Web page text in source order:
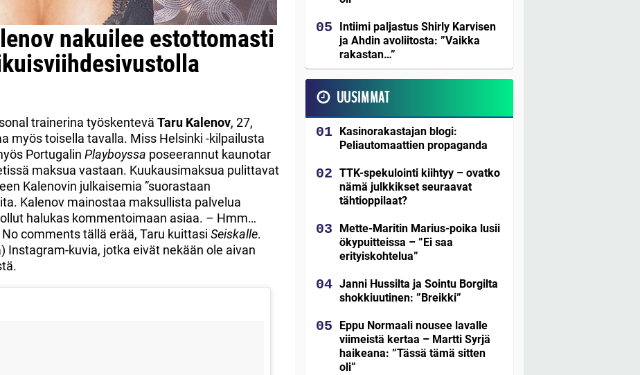
nakuilee estottomasti
trainerina työskentevä Taru Kalenov, 27,
myös toisella tavalla. Miss Helsinki -kilpailusta
Portugalin Playboyssa poseerannut kaunotar
maksua vastaan. Kuukausimaksua pulittavat
Kalenovin julkaisemia ”suorastaan
Kalenov mainostaa maksullista palvelua
halukas kommentoimaan asiaa. – Hmm…
comments tällä erää, Taru kuittasi Seiskalle.
Instagram-kuvia, jotka eivät nekään ole aivan
Intiimi paljastus Shirly Karvisen
ja Ahdin avoliitosta: ”Vaikka
rakastan…”
UUSIMMAT
Kasinorakastajan blogi:
Peliautomaattien propaganda
TTK-spekulointi kiihtyy – ovatko
nämä julkkikset seuraavat
tähtioppilaat?
Mette-Maritin Marius-poika lusii
ökypuitteissa – ”Ei saa
erityiskohtelua”
Janni Hussilta ja Sointu Borgilta
shokkiuutinen: ”Breikki”
Eppu Normaali nousee lavalle
viimeistä kertaa – Martti Syrjä
haikeana: ”Tässä tämä sitten
oli”